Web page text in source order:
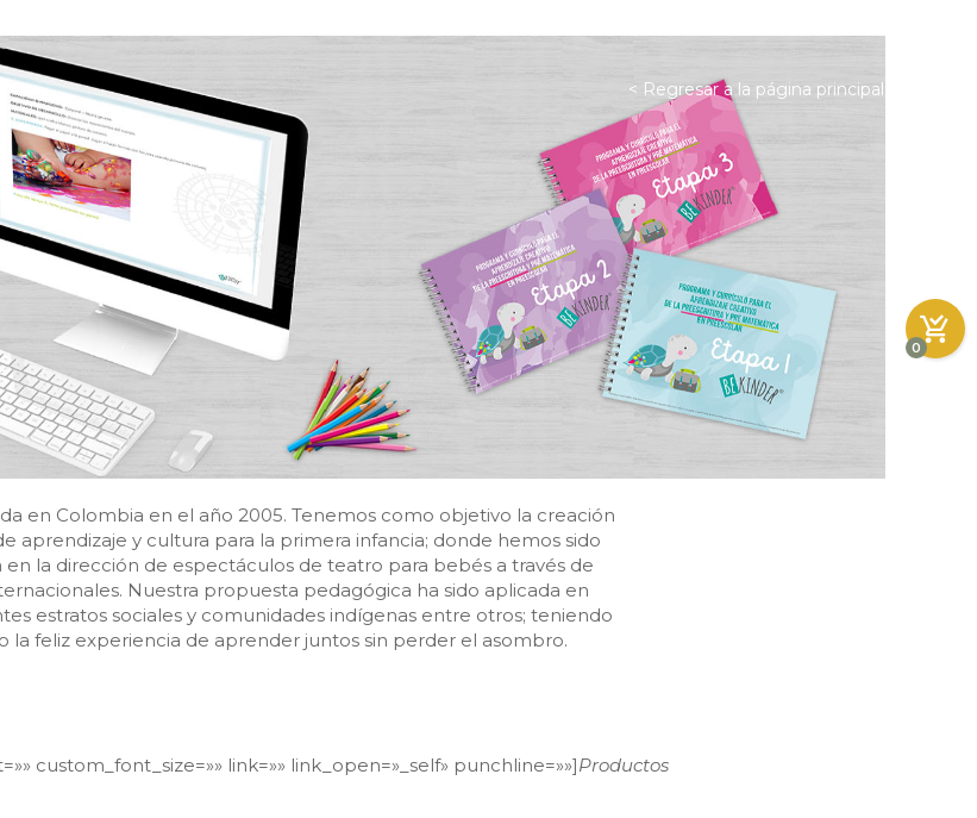
< Regresar a la página principal
en Colombia en el año 2005. Tenemos como objetivo la creación
aprendizaje y cultura para la primera infancia; donde hemos sido
la dirección de espectáculos de teatro para bebés a través de
Nuestra propuesta pedagógica ha sido aplicada en
estratos sociales y comunidades indígenas entre otros; teniendo
la feliz experiencia de aprender juntos sin perder el asombro.
custom_font_size=»» link=»» link_open=»_self» punchline=»»]Productos
0